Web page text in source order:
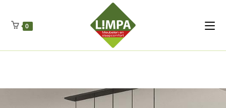
Regenschut
Drueckerpro
Fettsauren Dekemax Kapselmed
Luftkuhlen Zauberfan Netzfenste Insektensc
0